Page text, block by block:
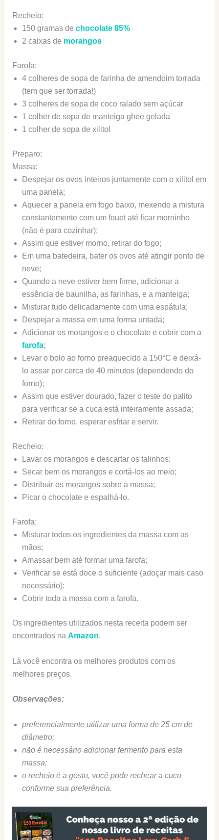
Recheio:
150 gramas de chocolate 85%
2 caixas de morangos
Farofa:
4 colheres de sopa de farinha de amendoim torrada
(tem que ser torrada!)
3 colheres de sopa de coco ralado sem açúcar
1 colher de sopa de manteiga ghee gelada
1 colher de sopa de xilitol
Preparo:
Massa:
Despejar os ovos inteiros juntamente com o xilitol em
uma panela;
Aquecer a panela em fogo baixo, mexendo a mistura
constantemente com um fouet até ficar morninho
(não é para cozinhar);
Assim que estiver morno, retirar do fogo;
Em uma batedeira, bater os ovos até atingir ponto de
neve;
Quando a neve estiver bem firme, adicionar a
essência de baunilha, as farinhas, e a manteiga;
Misturar tudo delicadamente com uma espátula;
Despejar a massa em uma forma untada;
Adicionar os morangos e o chocolate e cobrir com a
farofa;
Levar o bolo ao forno preaquecido a 150°C e deixá-
lo assar por cerca de 40 minutos (dependendo do
forno);
Assim que estiver dourado, fazer o teste do palito
para verificar se a cuca está inteiramente assada;
Retirar do forno, esperar esfriar e servir.
Recheio:
Lavar os morangos e descartar os talinhos;
Secar bem os morangos e cortá-los ao meio;
Distribuir os morangos sobre a massa;
Picar o chocolate e espalhá-lo.
Farofa:
Misturar todos os ingredientes da massa com as
mãos;
Amassar bem até formar uma farofa;
Verificar se está doce o suficiente (adoçar mais caso
necessário);
Cobrir toda a massa com a farofa.
Os ingredientes utilizados nesta receita podem ser
encontrados na Amazon.
Lá você encontra os melhores produtos com os
melhores preços.
Observações:
preferencialmente utilizar uma forma de 25 cm de
diâmetro;
não é necessário adicionar fermento para esta
massa;
o recheio é a gosto, você pode rechear a cuco
conforme sua preferência.